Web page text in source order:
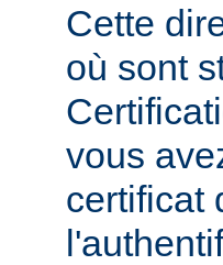
Cette
où sont
vous
certificat